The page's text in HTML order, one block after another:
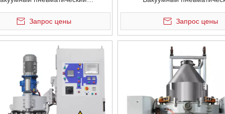
смеситель для
контейнеров для порошка
Запрос цены
электростатический
контейнеров для
Запрос цены